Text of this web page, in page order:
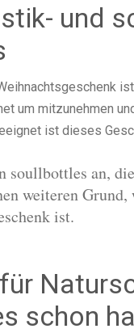
und
um mitzunehmen
ist dieses
soullbottles an,
weiteren Grund,
ist.
schon